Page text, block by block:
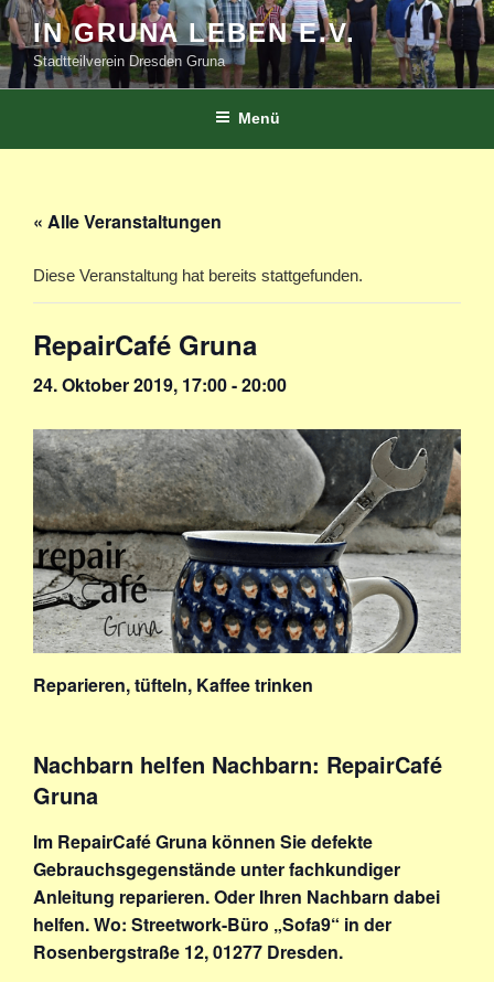
Zum
Inhalt
springen
IN GRUNA LEBEN E.V.
Stadtteilverein Dresden Gruna
Menü
« Alle Veranstaltungen
Diese Veranstaltung hat bereits stattgefunden.
RepairCafé Gruna
24. Oktober 2019, 17:00-20:00
Reparieren, tüfteln, Kaffee trinken
Nachbarn helfen Nachbarn: RepairCafé
Gruna
Im RepairCafé Gruna können Sie defekte
Gebrauchsgegenstände unter fachkundiger
Anleitung reparieren. Oder Ihren Nachbarn dabei
helfen. Wo: Streetwork-Büro „Sofa9“ in der
Rosenbergstraße 12, 01277 Dresden.